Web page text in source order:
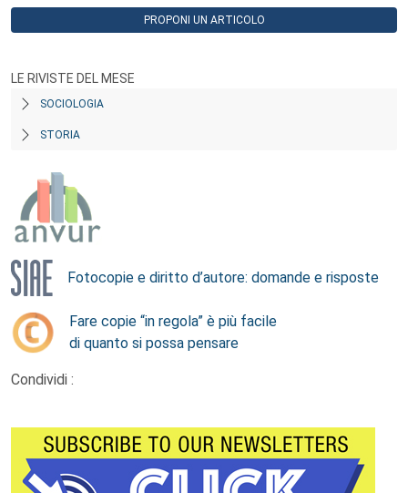
PROPONI UN ARTICOLO
LE RIVISTE DEL MESE
SOCIOLOGIA
STORIA
Fotocopie e diritto d’autore: domande e risposte
Fare copie “in regola” è più facile
di quanto si possa pensare
Condividi :